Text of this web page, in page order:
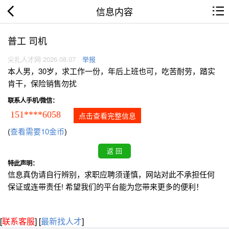
信息内容
普工 司机
尖扎人才网 2026.08.07 举报
本人男，30岁，求工作一份，年后上班也可，吃苦耐劳，踏实
肯干，保险销售勿扰
联系人手机/微信：
151****6058 点击查看完整信息
(查看需要10金币)
特此声明：
信息真伪请自行辨别，求职应聘须谨慎，网站对此不承担任何
保证或连带责任! 希望我们的平台能为您带来更多的便利！
[联系客服] [最新找人才]